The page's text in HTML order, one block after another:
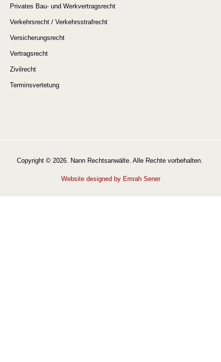
Privates Bau- und Werkvertragsrecht
Verkehrsrecht / Verkehrsstrafrecht
Versicherungsrecht
Vertragsrecht
Zivilrecht
Terminsvertetung
Copyright © 2026. Nann Rechtsanwälte. Alle Rechte vorbehalten.
Website designed by Emrah Sener